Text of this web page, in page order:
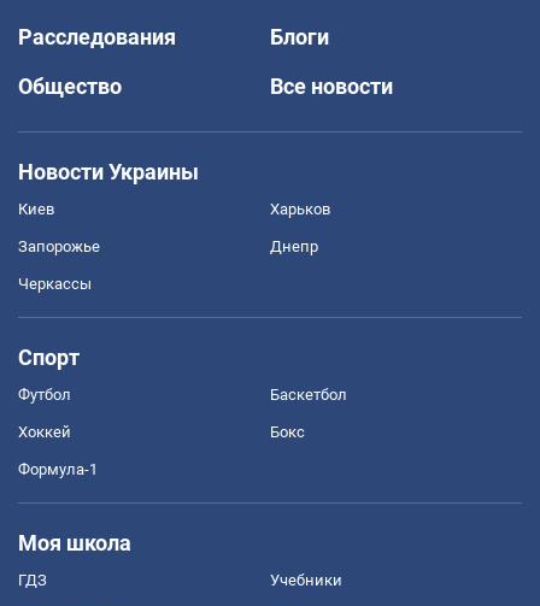
Расследования
Блоги
Общество
Все новости
Новости Украины
Киев Харьков
Запорожье Днепр
Черкассы
Спорт
Футбол Баскетбол
Хоккей Бокс
Формула-1
Моя школа
ГДЗ Учебники